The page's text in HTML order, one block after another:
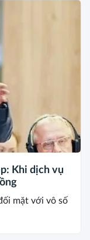
Khi dịch vụ
mặt với vô số